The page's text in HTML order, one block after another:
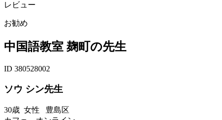
レビュー
お勧め
中国語教室 麹町の先生
ID 380528002
ソウ シン先生
30歳 女性 豊島区